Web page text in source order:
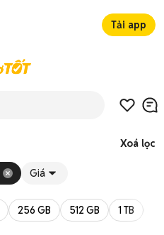
Tải app
Xoá lọc
Giá
256 GB 512 GB 1 TB